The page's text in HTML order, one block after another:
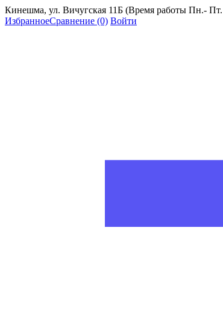
Кинешма, ул. Вичугская 11Б (Время работы Пн.-
ИзбранноеСравнение (0) Войти